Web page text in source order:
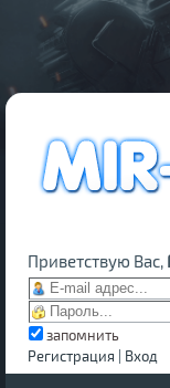
Приветствую Вас,
запомнить
Регистрация
Вход